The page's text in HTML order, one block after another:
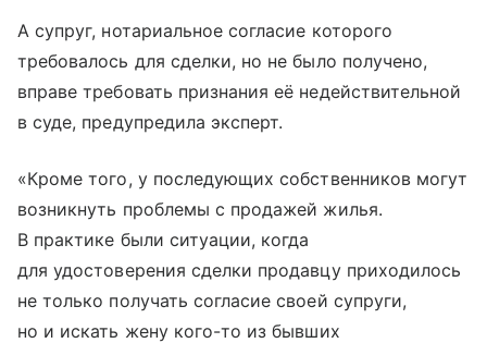
А супруг, нотариальное согласие которого
требовалось для сделки, но не было получено,
вправе требовать признания её недействительной
в суде, предупредила эксперт.
«Кроме того, у последующих собственников могут
возникнуть проблемы с продажей жилья.
В практике были ситуации, когда
для удостоверения сделки продавцу приходилось
не только получать согласие своей супруги,
но и искать жену кого-то из бывших